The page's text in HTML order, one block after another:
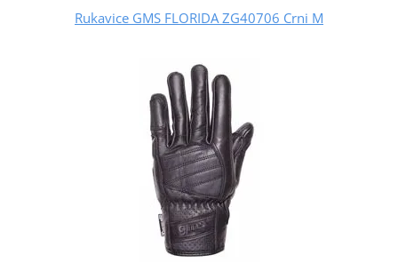
Rukavice GMS FLORIDA ZG40706 Crni M